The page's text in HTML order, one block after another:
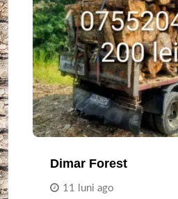
Dimar Forest
11 luni ago